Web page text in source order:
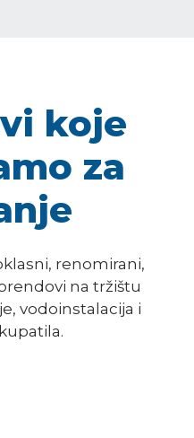
koje
za
renomirani,
na tržištu
vodoinstalacija i